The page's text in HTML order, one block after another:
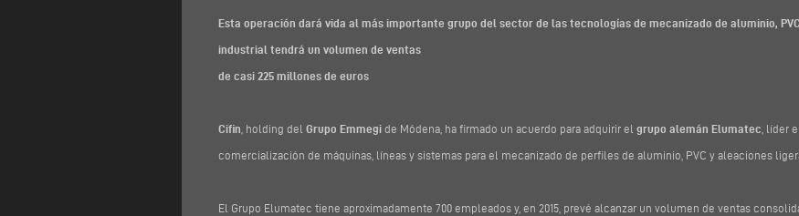
Esta operación dará vida al más importante grupo del sector de las tecnologías de mecanizado de aluminio,
industrial tendrá un volumen de ventas
de casi 225 millones de euros
Cifin , holding del Grupo Emmegi de Módena, ha firmado un acuerdo para adquirir el grupo alemán Elumatec , líder
comercialización de máquinas, líneas y sistemas para el mecanizado de perfiles de aluminio, PVC y aleaciones
El Grupo Elumatec tiene aproximadamente 700 empleados y, en 2015, prevé alcanzar un volumen de ventas